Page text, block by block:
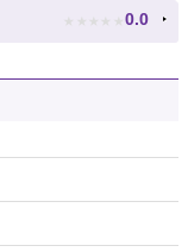
★ ★ ★ ★ ★ 0.0